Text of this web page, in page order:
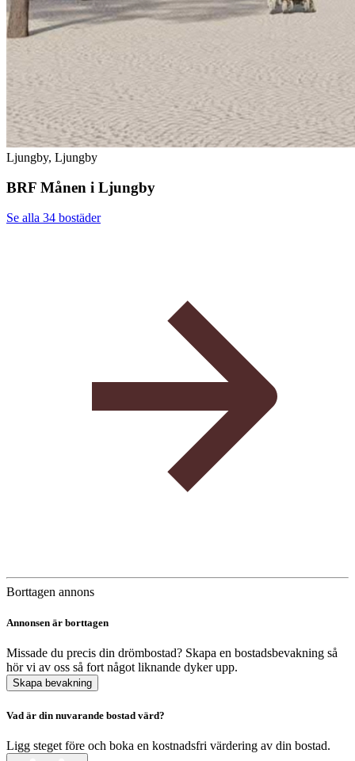
Ljungby, Ljungby
BRF Månen i Ljungby
Se alla 34 bostäder
Borttagen annons
Annonsen är borttagen
Missade du precis din drömbostad? Skapa en bostadsbevakning så
hör vi av oss så fort något liknande dyker upp.
Skapa bevakning
Vad är din nuvarande bostad värd?
Ligg steget före och boka en kostnadsfri värdering av din bostad.